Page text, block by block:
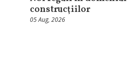
construcţiilor
05 Aug, 2026